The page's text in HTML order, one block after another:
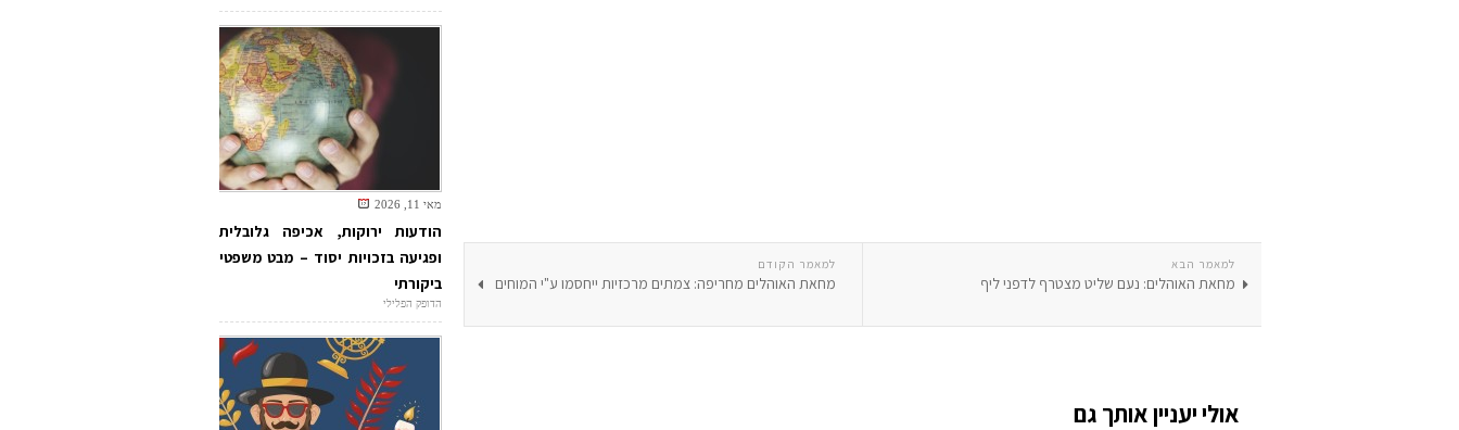
למאמר הקודם
מחאת האוהלים מחריפה: צמתים מרכזיות ייחסמו ע"י המוחים
למאמר הבא
מחאת האוהלים: נעם שליט מצטרף לדפני ליף
אולי יעניין אותך גם
מאי 11, 2026
הודעות ירוקות, אכיפה גלובלית
ופגיעה בזכויות יסוד – מבט משפטי
ביקורתי
הדופק הפלילי